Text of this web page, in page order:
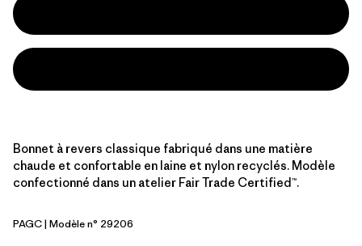
Bonnet à revers classique fabriqué dans une matière
chaude et confortable en laine et nylon recyclés. Modèle
confectionné dans un atelier Fair Trade Certified™.
Pass It Around: Glacial Blue
PAGC| Modèle n° 29206